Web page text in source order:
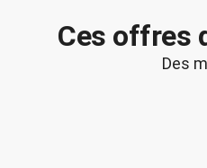
Ces offres
Des